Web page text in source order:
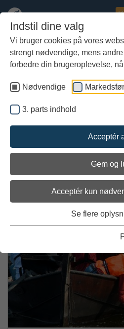
Indstil dine valg
Vi bruger cookies på vores
strengt nødvendige, mens
forbedre din brugeroplevelse,
Nødvendige
3. parts indhold
Acceptér
Gem og
Acceptér kun
Se flere
indhold
Sejlture på
Som det eneste sted i verden kan du
gamle vikingeskibe i
rekonstruktioner af vikingeskibe i
Stig om bord i en af
håndbygget nordisk træbåd, og ro
som vikingerne gjorde for tusind år